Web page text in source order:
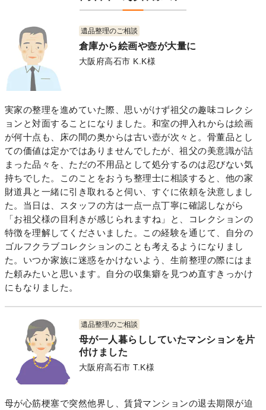
遺品整理のご相談
倉庫から絵画や壺が大量に
大阪府高石市 K.K様
実家の整理を進めていた際、思いがけず祖父の趣味コレクシ
ョンと対面することになりました。和室の押入れからは絵画
が何十点も、床の間の奥からは古い壺が次々と。骨董品とし
ての価値は定かではありませんでしたが、祖父の美意識が詰
まった品々を、ただの不用品として処分するのは忍びない気
持ちでした。このことをおうち整理士に相談すると、他の家
財道具と一緒に引き取れると伺い、すぐに依頼を決意しまし
た。当日は、スタッフの方は一点一点丁寧に確認しながら
「お祖父様の目利きが感じられますね」と、コレクションの
特徴を理解してくださいました。この経験を通じて、自分の
ゴルフクラブコレクションのことも考えるようになりまし
た。いつか家族に迷惑をかけないよう、生前整理の際にはま
た頼みたいと思います。自分の収集癖を見つめ直すきっかけ
にもなりました。
遺品整理のご相談
母が一人暮らししていたマンションを片
付けました
大阪府高石市 T.K様
母が心筋梗塞で突然他界し、賃貸マンションの退去期限が迫